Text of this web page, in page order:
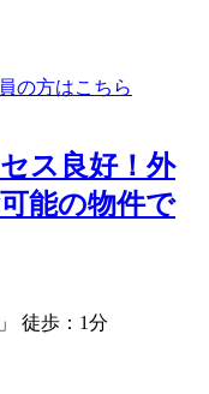
の方はこちら
ス良好！外
能の物件で
徒歩：1分